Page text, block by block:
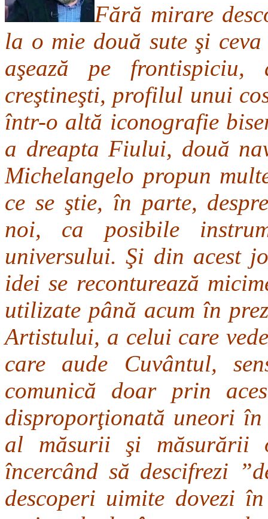
Fără mirare
la o mie două sute şi
aşează pe frontispiciu,
creştineşti, profilul unui
într-o altă iconografie
a dreapta Fiului, două
Michelangelo propun
ce se ştie, în parte,
noi, ca posibile
universului. Şi din acest
idei se reconturează
utilizate până acum în
Artistului, a celui care
care aude Cuvântul,
comunică doar prin
disproporţionată uneori
al măsurii şi măsurării
încercând să descifrezi
descoperi uimite dovezi